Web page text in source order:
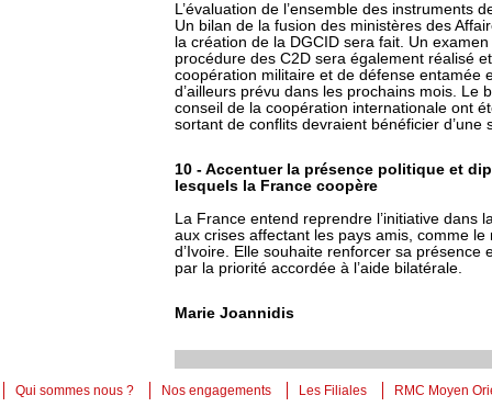
L’évaluation de l’ensemble des instruments
Un bilan de la fusion des ministères des
la création de la DGCID sera fait. Un
procédure des C2D sera également réalisé
coopération militaire et de défense entamée
d’ailleurs prévu dans les prochains mois. Le
conseil de la coopération internationale ont
sortant de conflits devraient bénéficier d’une
10 - Accentuer la présence politique et
lesquels la France coopère
La France entend reprendre l’initiative dans
aux crises affectant les pays amis, comme
d’Ivoire. Elle souhaite renforcer sa
par la priorité accordée à l’aide bilatérale.
Marie Joannidis
Qui sommes nous ? Nos engagements Les Filiales RMC Moyen